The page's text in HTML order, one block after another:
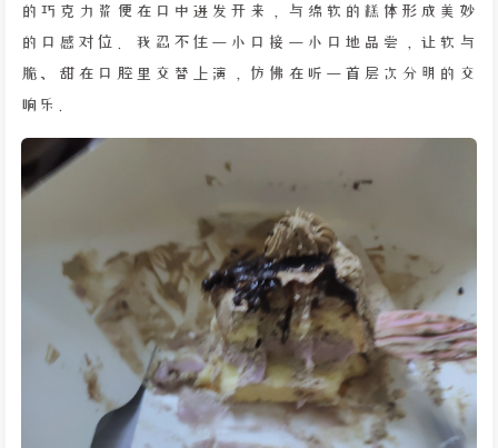
的巧克力浆便在口中迸发开来，与绵软的糕体形成美妙
的口感对位。我忍不住一小口接一小口地品尝，让软与
脆、甜在口腔里交替上演，仿佛在听一首层次分明的交
响乐。